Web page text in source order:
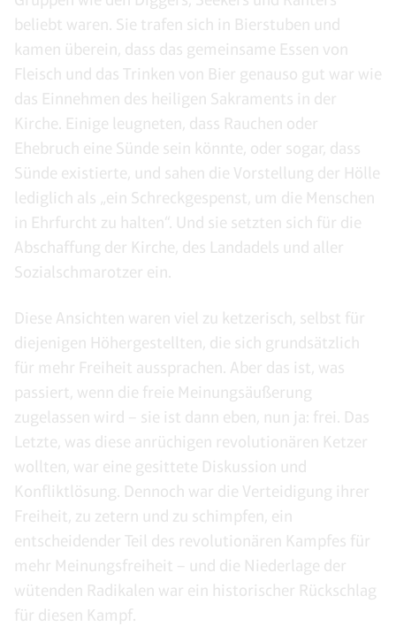
beliebt waren. Sie trafen sich in Bierstuben und
kamen überein, dass das gemeinsame Essen von
Fleisch und das Trinken von Bier genauso gut war wie
das Einnehmen des heiligen Sakraments in der
Kirche. Einige leugneten, dass Rauchen oder
Ehebruch eine Sünde sein könnte, oder sogar, dass
Sünde existierte, und sahen die Vorstellung der Hölle
lediglich als „ein Schreckgespenst, um die Menschen
in Ehrfurcht zu halten“. Und sie setzten sich für die
Abschaffung der Kirche, des Landadels und aller
Sozialschmarotzer ein.
Diese Ansichten waren viel zu ketzerisch, selbst für
diejenigen Höhergestellten, die sich grundsätzlich
für mehr Freiheit aussprachen. Aber das ist, was
passiert, wenn die freie Meinungsäußerung
zugelassen wird – sie ist dann eben, nun ja: frei. Das
Letzte, was diese anrüchigen revolutionären Ketzer
wollten, war eine gesittete Diskussion und
Konfliktlösung. Dennoch war die Verteidigung ihrer
Freiheit, zu zetern und zu schimpfen, ein
entscheidender Teil des revolutionären Kampfes für
mehr Meinungsfreiheit – und die Niederlage der
wütenden Radikalen war ein historischer Rückschlag
für diesen Kampf.